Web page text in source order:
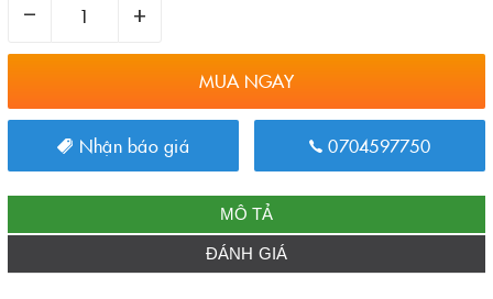
– +
MUA NGAY
Nhận báo giá 0704597750
MÔ TẢ
ĐÁNH GIÁ